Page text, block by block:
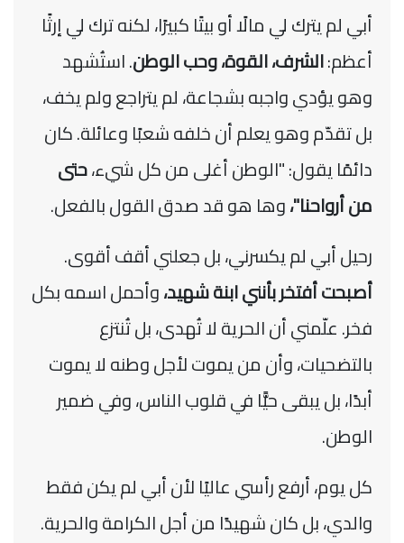
أبي لم يترك لي مالًا أو بيتًا كبيرًا، لكنه ترك لي إرثًا
أعظم:الشرف، القوة، وحب الوطن. استُشهد
وهو يؤدي واجبه بشجاعة، لم يتراجع ولم يخف،
بل تقدّم وهو يعلم أن خلفه شعبًا وعائلة. كان
دائمًا يقول: "الوطن أغلى من كل شيء،حتى
من أرواحنا"،وها هو قد صدق القول بالفعل.
رحيل أبي لم يكسرني، بل جعلني أقف أقوى.
أصبحت أفتخر بأنني ابنة شهيد،وأحمل اسمه بكل
فخر. علّمني أن الحرية لا تُهدى، بل تُنتزع
بالتضحيات، وأن من يموت لأجل وطنه لا يموت
أبدًا، بل يبقى حيًّا في قلوب الناس، وفي ضمير
الوطن.
كل يوم، أرفع رأسي عاليًا لأن أبي لم يكن فقط
والدي، بل كان شهيدًا من أجل الكرامة والحرية.